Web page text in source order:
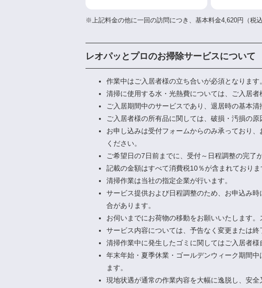
※上記料金の他に一回の訪問につき、基本料金4,620円（税
レオパッとプロのお掃除サービスについて
作業中はご入居者様の立ち合いが必須となりま
清掃に使用する水・光熱費については、ご入居者
ご入居期間中のサービスであり、退居時の基本
ご入居者様の所有品に関しては、破損・汚損の
お申し込みは受付フォームからのみ承っており
ください。
ご希望日の7日前までに、受付～日程調整の完了
記載の金額はすべて消費税10％が含まれており
清掃作業は当社の指定企業が行います。
サービス提供および日程調整のため、お申込み
合があります。
お伺いまでにお荷物の移動をお願いいたします
サービス内容については、予告なく変更または
清掃作業中に発生したゴミに関してはご入居者様
年末年始・夏季休業・ゴールデンウィーク期間
ます。
現地状遇が通常の作業内容を大幅に逸脱し、安